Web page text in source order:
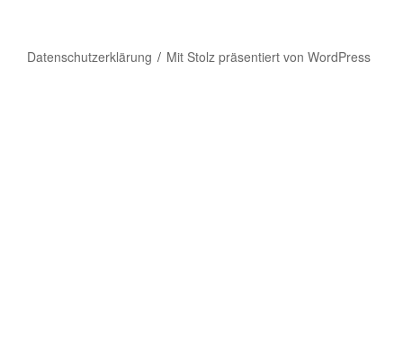
Datenschutzerklärung Mit Stolz präsentiert von WordPress